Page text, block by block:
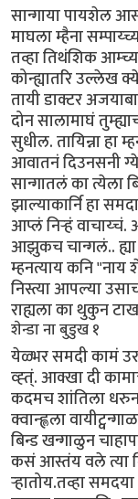
सान्गाया पायशेल
माघला म्हैना
तव्हा तिथंशिक
कोन्ह्यातरि उल्लेख
तायी डाक्टर
दोन सालामाघं
सुधील. तायिन्ना हा
आवातनं दिउनसनी
सान्गातलं का त्येला
झाल्याकार्नि हा
आप्लं निर्‍हं
आझुकच चान्गलं.. ह्या
म्हनत्याय कनि "नाय
निस्त्या आपल्या
राह्यला का थुकुन
शेन्डा ना बुडुख १
येळ्भर समदी कामं
व्ह्त्ं. आक्खा दी
कदमच शांतिला धरुन
क्वान्ह्लला
बिन्ड खन्गाळुन
कसं आस्तंय वले त्या
र्‍हातोय.तव्हा